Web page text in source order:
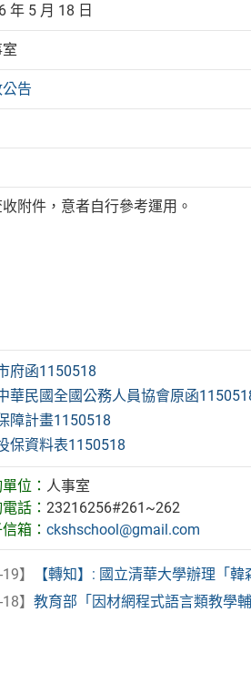
年 5 月 18 日
告
附件，意者自行參考運用。
府函1150518
華民國全國公務人員協會原函
障計畫1150518
保資料表1150518
位： 人事室
電話：23216256#261~262
信箱：ckshschool@gmail.com
】
【轉知】: 國立清華大學辦理「
】 教育部「因材網程式語言類教學